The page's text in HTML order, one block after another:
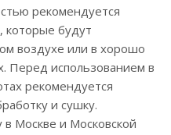
рекомендуется
которые будут
воздухе или в хорошо
Перед использованием в
рекомендуется
и сушку.
Москве и Московской